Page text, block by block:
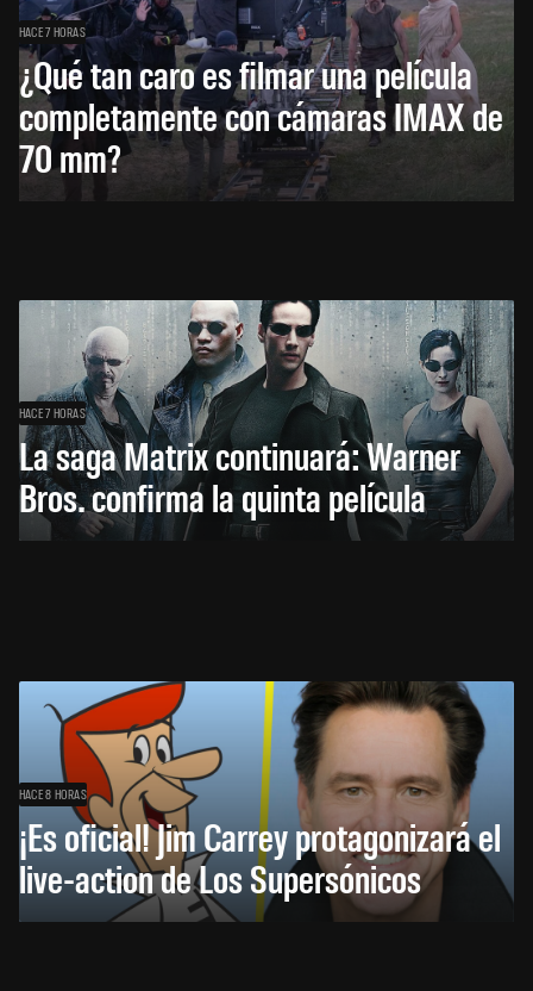
HACE 7 HORAS
¿Qué tan caro es filmar una película
completamente con cámaras IMAX de
70 mm?
HACE 7 HORAS
La saga Matrix continuará: Warner
Bros. confirma la quinta película
HACE 8 HORAS
¡Es oficial! Jim Carrey protagonizará el
live-action de Los Supersónicos